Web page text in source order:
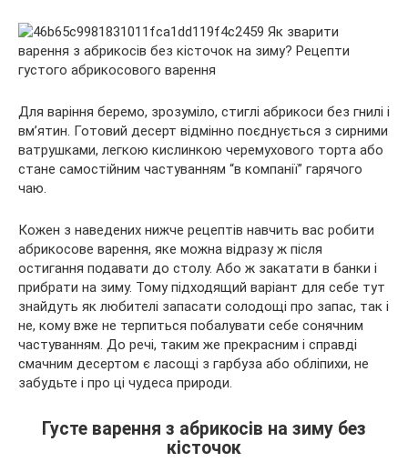
Для варіння беремо, зрозуміло, стиглі абрикоси без гнилі і
вм’ятин. Готовий десерт відмінно поєднується з сирними
ватрушками, легкою кислинкою черемухового торта або
стане самостійним частуванням “в компанії” гарячого
чаю.
Кожен з наведених нижче рецептів навчить вас робити
абрикосове варення, яке можна відразу ж після
остигання подавати до столу. Або ж закатати в банки і
прибрати на зиму. Тому підходящий варіант для себе тут
знайдуть як любителі запасати солодощі про запас, так і
не, кому вже не терпиться побалувати себе сонячним
частуванням. До речі, таким же прекрасним і справді
смачним десертом є ласощі з гарбуза або обліпихи, не
забудьте і про ці чудеса природи.
Густе варення з абрикосів на зиму без
кісточок